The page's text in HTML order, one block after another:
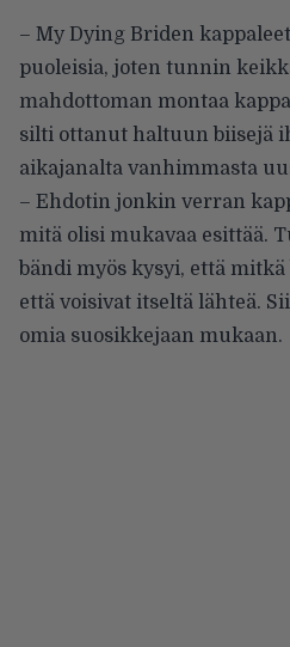
– My Dying Briden
puoleisia, joten tunnin
mahdottoman montaa
silti ottanut haltuun biisejä
aikajanalta vanhimmasta
– Ehdotin jonkin verran
mitä olisi mukavaa esittää.
bändi myös kysyi, että
että voisivat itseltä lähteä.
omia suosikkejaan mukaan.